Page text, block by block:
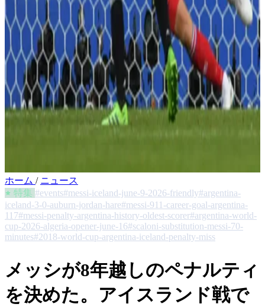
ホーム / ニュース
特集 #events#messi-iceland-june-9-2026-friendly#argentina-
iceland-3-0-auburn-jordan-hare#messi-911-career-goal-argentina-
117#messi-penalty-argentina-history-oldest-scorer#argentina-world-
cup-2026-algeria-opener-june-16#scaloni-substitution-messi-70-
minutes#2018-world-cup-argentina-iceland-penalty-miss
メッシが8年越しのペナルティ
を決めた。アイスランド戦で